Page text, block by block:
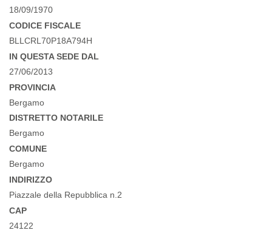
18/09/1970
CODICE FISCALE
BLLCRL70P18A794H
IN QUESTA SEDE DAL
27/06/2013
PROVINCIA
Bergamo
DISTRETTO NOTARILE
Bergamo
COMUNE
Bergamo
INDIRIZZO
Piazzale della Repubblica n.2
CAP
24122